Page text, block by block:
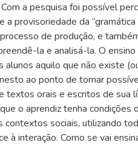
a pesquisa foi possível
a provisoriedade da
de produção, e
la e analisá-la. O
alunos aquilo que não existe
ao ponto de tornar
textos orais e escritos de sua
o aprendiz tenha
contextos sociais, utilizando
à interação. Como se vai